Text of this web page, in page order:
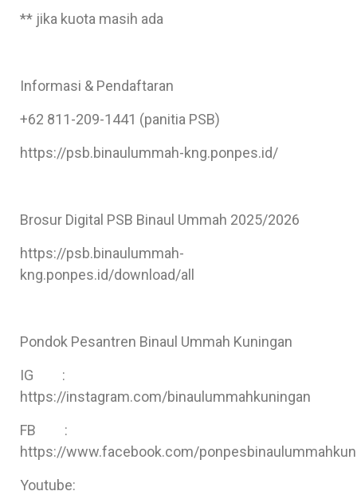
** jika kuota masih ada
Informasi & Pendaftaran
+62 811-209-1441 (panitia PSB)
https://psb.binaulummah-kng.ponpes.id/
Brosur Digital PSB Binaul Ummah 2025/2026
https://psb.binaulummah-
kng.ponpes.id/download/all
Pondok Pesantren Binaul Ummah Kuningan
IG :
https://instagram.com/binaulummahkuningan
FB :
https://www.facebook.com/
Youtube: